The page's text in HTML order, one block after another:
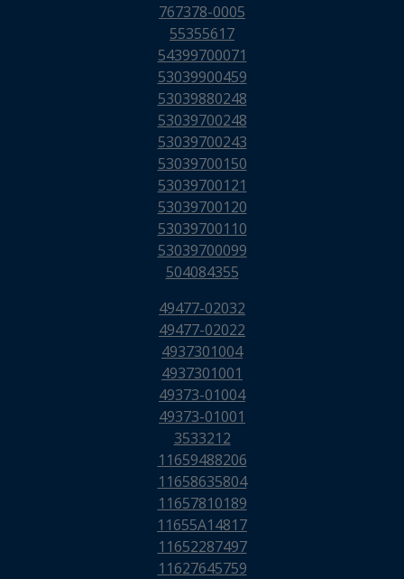
767378-0005
55355617
54399700071
53039900459
53039880248
53039700248
53039700243
53039700150
53039700121
53039700120
53039700110
53039700099
504084355
49477-02032
49477-02022
4937301004
4937301001
49373-01004
49373-01001
3533212
11659488206
11658635804
11657810189
11655A14817
11652287497
11627645759